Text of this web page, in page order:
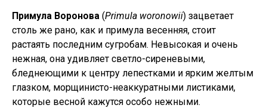
Примула Воронова (Primula woronowii) зацветает
столь же рано, как и примула весенняя, стоит
растаять последним сугробам. Невысокая и очень
нежная, она удивляет светло-сиреневыми,
бледнеющими к центру лепестками и ярким желтым
глазком, морщинисто-неаккуратными листиками,
которые весной кажутся особо нежными.